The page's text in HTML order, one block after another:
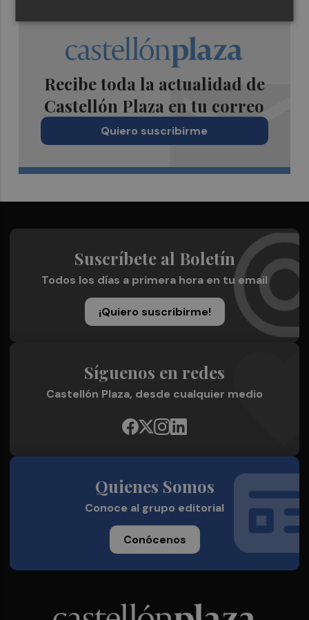
Recibe toda la actualidad de
Castellón Plaza en tu correo
Quiero suscribirme
Suscríbete al Boletín
Todos los días a primera hora en tu email
¡Quiero suscribirme!
Síguenos en redes
Castellón Plaza, desde cualquier medio
Quienes Somos
Conoce al grupo editorial
Conócenos